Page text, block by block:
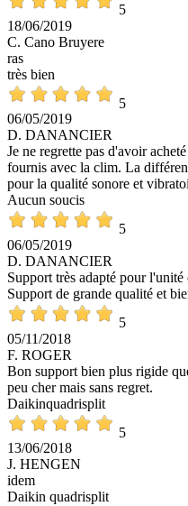
5
18/06/2019
C. Cano Bruyere
ras
très bien
5
06/05/2019
D. DANANCIER
Je ne regrette pas d'avoir
fournis avec la clim. La
pour la qualité sonore et
Aucun soucis
5
06/05/2019
D. DANANCIER
Support très adapté pour l'unité
Support de grande qualité et
5
05/11/2018
F. ROGER
Bon support bien plus rigide
peu cher mais sans regret.
Daikinquadrisplit
5
13/06/2018
J. HENGEN
idem
Daikin quadrisplit